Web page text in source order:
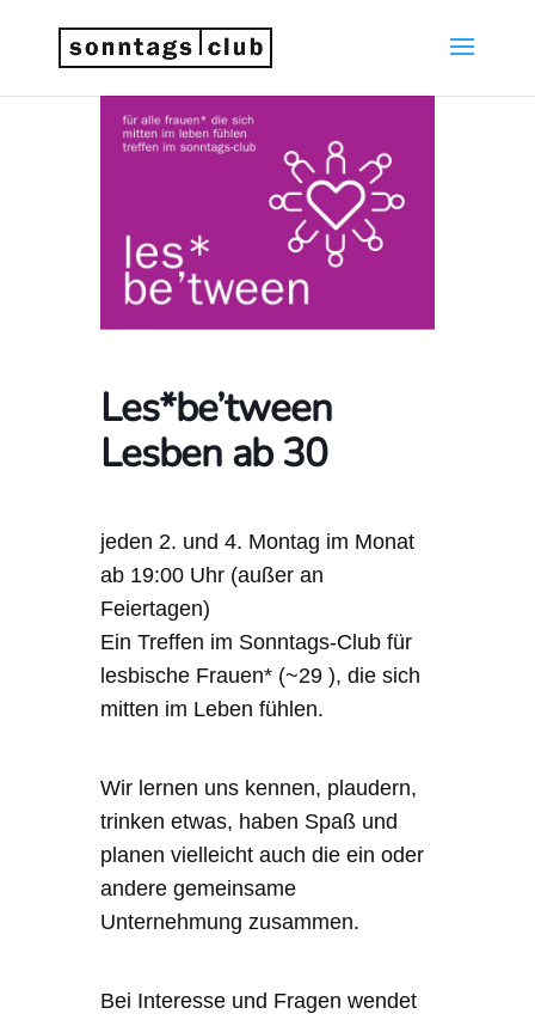
Les*be’tween
Lesben ab 30
jeden 2. und 4. Montag im Monat
ab 19:00 Uhr (außer an
Feiertagen)
Ein Treffen im Sonntags-Club für
lesbische Frauen* (~29 ), die sich
mitten im Leben fühlen.
Wir lernen uns kennen, plaudern,
trinken etwas, haben Spaß und
planen vielleicht auch die ein oder
andere gemeinsame
Unternehmung zusammen.
Bei Interesse und Fragen wendet